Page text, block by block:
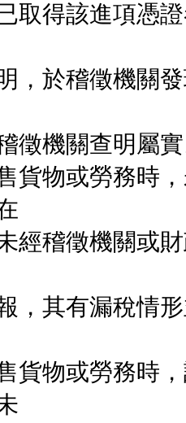
取得該進項憑
，於稽徵機關
徵機關查明屬
貨物或勞務時
經稽徵機關或
，其有漏稅情
貨物或勞務時